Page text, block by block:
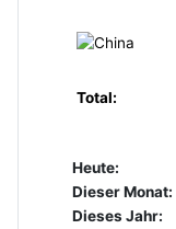
Total:
Heute:
Dieser Monat:
Dieses Jahr: